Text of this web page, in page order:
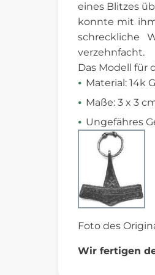
eines Blitzes
konnte mit
schreckliche
verzehnfacht.
Das Modell für
Material: 14k
Maße: 3 x 3
Ungefähres
Foto des
Wir fertigen